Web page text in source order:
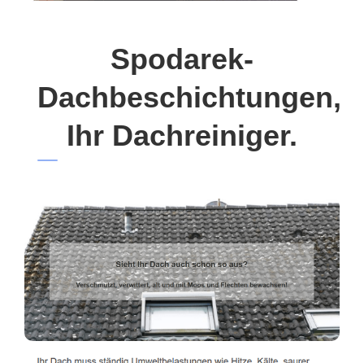
Spodarek-
Dachbeschichtungen,
Ihr Dachreiniger.